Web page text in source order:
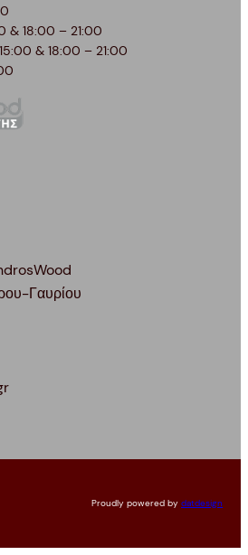
& 18:00 – 21:00
& 18:00 – 21:00
Γαυρίου
Proudly powered by datdesign